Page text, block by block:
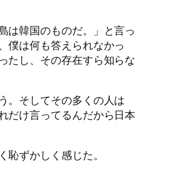
は韓国のものだ。」と言っ
僕は何も答えられなかっ
たし、その存在すら知らな
。そしてその多くの人は
だけ言ってるんだから日本
ずかしく感じた。